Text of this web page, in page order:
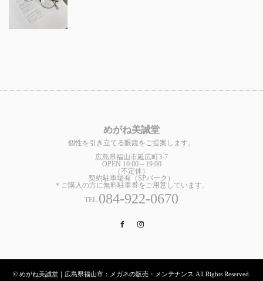
めがね美誠堂
個性を引き立てる眼鏡をご提案します。
広島県福山市延広町3-7
OPEN 10:00～19:00
（不定休）
契約駐車場有（SPパーク）
＊ご購入の方に無料駐車券をご用意しています。
TEL.084-922-0670
Facebook
© めがね美誠堂｜広島県福山市：メガネの販売・メンテナンス All Rights Reserved.